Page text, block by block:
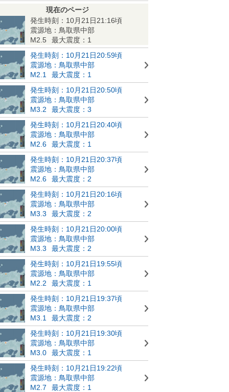
現在のページ
発生時刻：10月21日21:16頃
震源地：鳥取県中部
M2.5
最大震度：1
発生時刻：10月21日20:59頃
震源地：鳥取県中部
M2.1
最大震度：1
発生時刻：10月21日20:50頃
震源地：鳥取県中部
M3.2
最大震度：3
発生時刻：10月21日20:40頃
震源地：鳥取県中部
M2.6
最大震度：1
発生時刻：10月21日20:37頃
震源地：鳥取県中部
M2.6
最大震度：2
発生時刻：10月21日20:16頃
震源地：鳥取県中部
M3.3
最大震度：2
発生時刻：10月21日20:00頃
震源地：鳥取県中部
M3.3
最大震度：2
発生時刻：10月21日19:55頃
震源地：鳥取県中部
M2.2
最大震度：1
発生時刻：10月21日19:37頃
震源地：鳥取県中部
M3.1
最大震度：2
発生時刻：10月21日19:30頃
震源地：鳥取県中部
M3.0
最大震度：1
発生時刻：10月21日19:22頃
震源地：鳥取県中部
M2.7
最大震度：1